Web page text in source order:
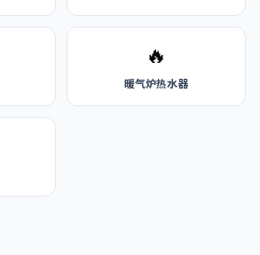
🔥
暖气炉热水器